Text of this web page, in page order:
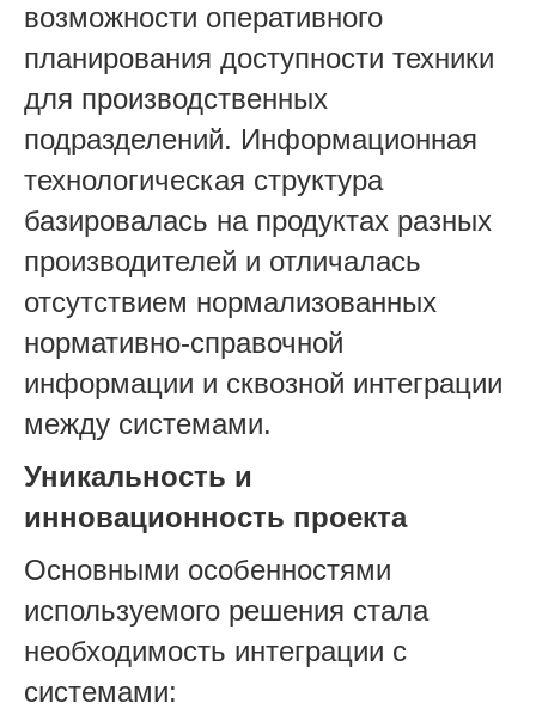
возможности оперативного
планирования доступности техники
для производственных
подразделений. Информационная
технологическая структура
базировалась на продуктах разных
производителей и отличалась
отсутствием нормализованных
нормативно-справочной
информации и сквозной интеграции
между системами.
Уникальность и
инновационность проекта
Основными особенностями
используемого решения стала
необходимость интеграции с
системами: